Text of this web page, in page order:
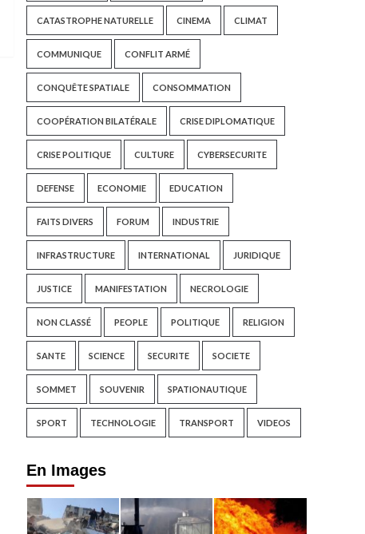
CATASTROPHE NATURELLE CINEMA CLIMAT
COMMUNIQUE CONFLIT ARMÉ
CONQUÊTE SPATIALE CONSOMMATION
COOPÉRATION BILATÉRALE CRISE DIPLOMATIQUE
CRISE POLITIQUE CULTURE CYBERSECURITE
DEFENSE ECONOMIE EDUCATION
FAITS DIVERS FORUM INDUSTRIE
INFRASTRUCTURE INTERNATIONAL JURIDIQUE
JUSTICE MANIFESTATION NECROLOGIE
NON CLASSÉ PEOPLE POLITIQUE RELIGION
SANTE SCIENCE SECURITE SOCIETE
SOMMET SOUVENIR SPATIONAUTIQUE
SPORT TECHNOLOGIE TRANSPORT VIDEOS
En Images